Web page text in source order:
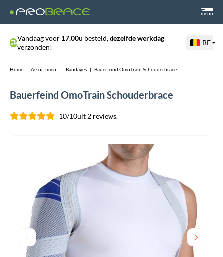
menu
Vandaag voor 17.00u besteld,dezelfde werkdag
verzonden!
BE
Home | Assortiment | Bandages | Bauerfeind OmoTrain Schouderbrace
Bauerfeind OmoTrain Schouderbrace
10/10uit 2 reviews.